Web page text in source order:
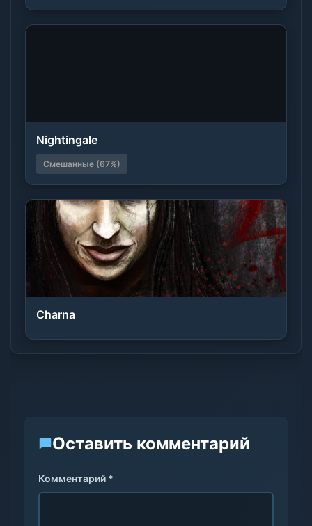
Nightingale
Смешанные (67%)
Charna
Оставить комментарий
Комментарий *